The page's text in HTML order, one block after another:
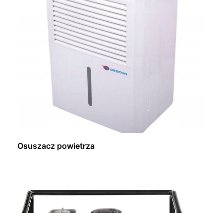
Osuszacz powietrza
Dowiedz się więcej